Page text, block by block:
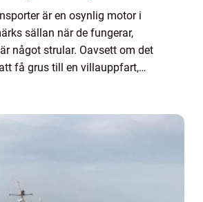
är en osynlig motor i
sällan när de fungerar,
något strular. Oavsett om det
få grus till en villauppfart,